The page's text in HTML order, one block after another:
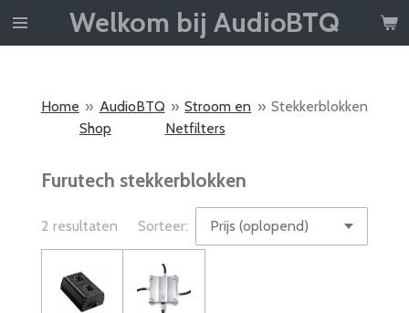
Ga
hoofdinhoud
Welkom bij AudioBTQ
Home » AudioBTQ
Shop
» Stroom en
Netfilters
» Stekkerblokken
Furutech stekkerblokken
2 resultaten Sorteer: